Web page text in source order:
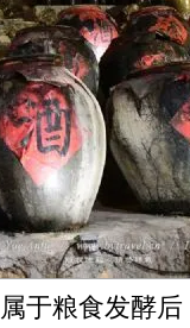
粮食发酵后